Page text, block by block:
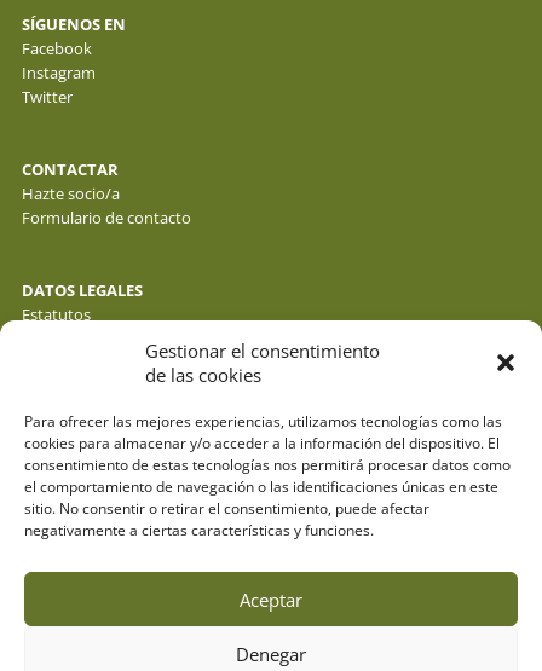
Gestionar el consentimiento
de las cookies
Para ofrecer las mejores experiencias, utilizamos tecnologías como las
cookies para almacenar y/o acceder a la información del dispositivo. El
consentimiento de estas tecnologías nos permitirá procesar datos como
el comportamiento de navegación o las identificaciones únicas en este
sitio. No consentir o retirar el consentimiento, puede afectar
negativamente a ciertas características y funciones.
Aceptar
Denegar
SÍGUENOS EN
Facebook
Instagram
Twitter
CONTACTAR
Hazte socio/a
Formulario de contacto
DATOS LEGALES
Estatutos
Política de cookies
© fotos : f. y j. gálvez - o. molina y sus autores . webdesign: